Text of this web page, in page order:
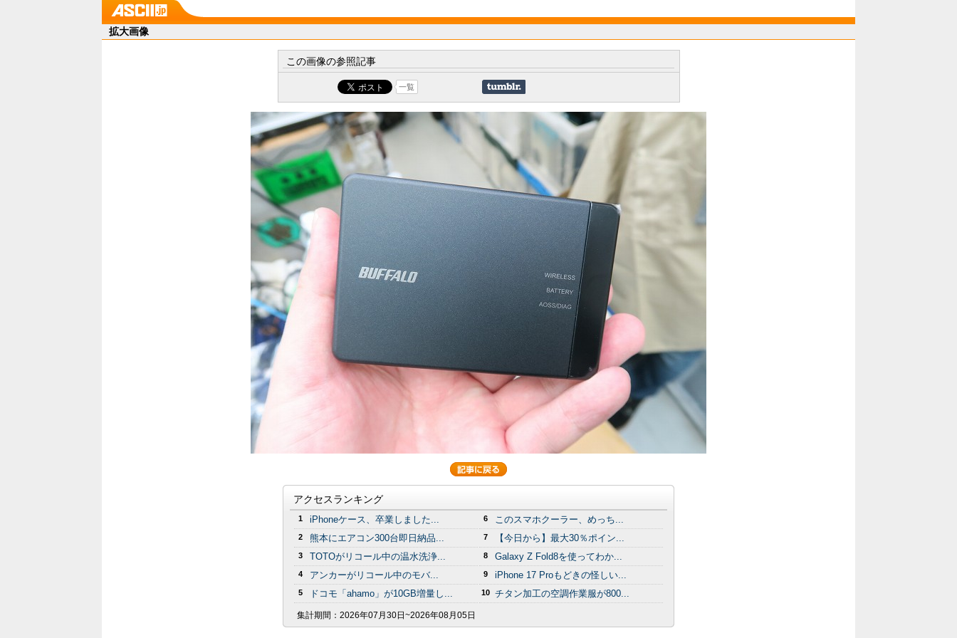
拡大画像
この画像の参照記事
一覧
アクセスランキング
1 iPhoneケース、卒業しました...
2 熊本にエアコン300台即日納品...
3 TOTOがリコール中の温水洗浄...
4 アンカーがリコール中のモバ...
5 ドコモ「ahamo」が10GB増量し...
6 このスマホクーラー、めっち...
7 【今日から】最大30％ポイン...
8 Galaxy Z Fold8を使ってわか...
9 iPhone 17 Proもどきの怪しい...
10 チタン加工の空調作業服が800...
集計期間： 2026年07月30日~2026年08月05日